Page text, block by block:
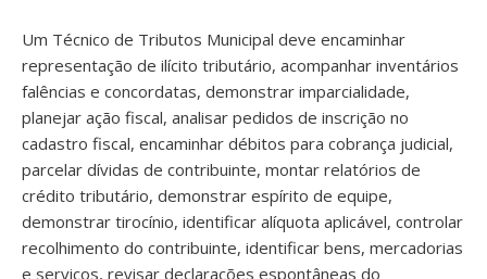
Um Técnico de Tributos Municipal deve encaminhar
representação de ilícito tributário, acompanhar inventários
falências e concordatas, demonstrar imparcialidade,
planejar ação fiscal, analisar pedidos de inscrição no
cadastro fiscal, encaminhar débitos para cobrança judicial,
parcelar dívidas de contribuinte, montar relatórios de
crédito tributário, demonstrar espírito de equipe,
demonstrar tirocínio, identificar alíquota aplicável, controlar
recolhimento do contribuinte, identificar bens, mercadorias
e serviços, revisar declarações espontâneas do